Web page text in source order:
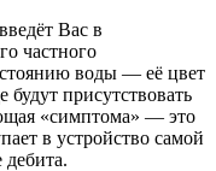
Вас в
частного
воды — её цвет
присутствовать
«симптома» — это
в устройство самой